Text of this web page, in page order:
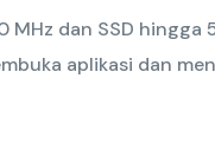
dan SSD hingga
aplikasi dan